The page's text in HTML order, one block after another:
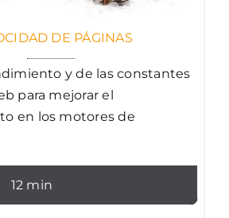
DE PÁGINAS
y de las constantes
para mejorar el
en los motores de
12 min